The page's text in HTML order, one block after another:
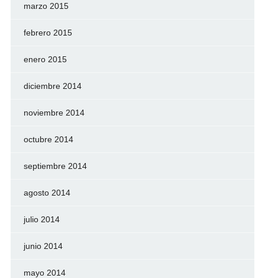
marzo 2015
febrero 2015
enero 2015
diciembre 2014
noviembre 2014
octubre 2014
septiembre 2014
agosto 2014
julio 2014
junio 2014
mayo 2014